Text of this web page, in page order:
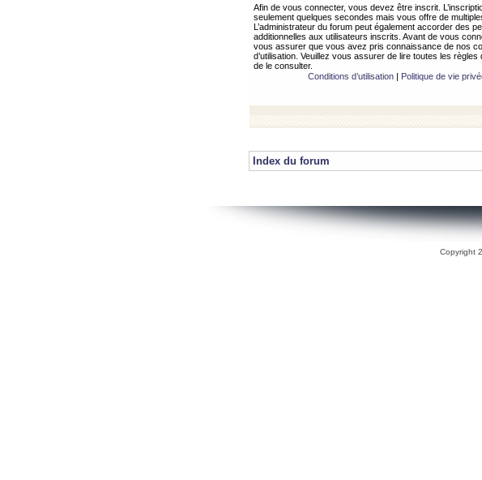
Afin de vous connecter, vous devez être inscrit.
seulement quelques secondes mais vous offre de
L’administrateur du forum peut également accorder des
additionnelles aux utilisateurs inscrits. Avant de vous
vous assurer que vous avez pris connaissance de nos
d’utilisation. Veuillez vous assurer de lire toutes les règles
de le consulter.
Conditions d’utilisation| Politique de vie
Index du forum
Copyright